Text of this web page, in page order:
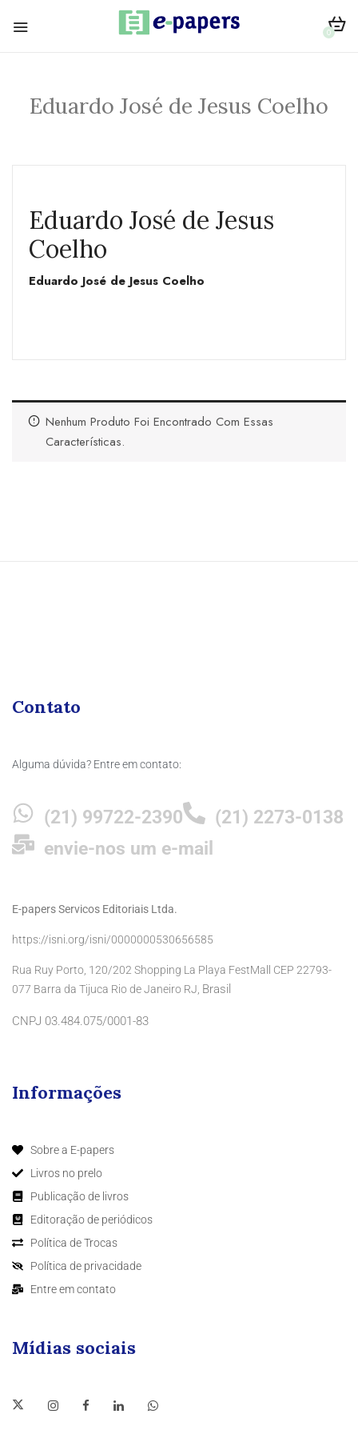
0
Eduardo José de Jesus Coelho
Eduardo José de Jesus
Coelho
Eduardo José de Jesus Coelho
Nenhum Produto Foi Encontrado Com Essas
Características.
Contato
Alguma dúvida? Entre em contato:
(21) 99722-2390
(21) 2273-0138
envie-nos um e-mail
E-papers Servicos Editoriais Ltda.
https://isni.org/isni/0000000530656585
Rua Ruy Porto, 120/202 Shopping La Playa FestMall CEP 22793-
077 Barra da Tijuca Rio de Janeiro RJ, Brasil
CNPJ 03.484.075/0001-83
Informações
Sobre a E-papers
Livros no prelo
Publicação de livros
Editoração de periódicos
Política de Trocas
Política de privacidade
Entre em contato
Mídias sociais